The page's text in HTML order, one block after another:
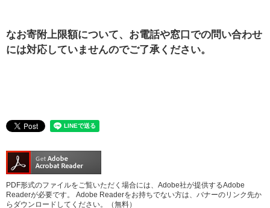
なお寄附上限額について、お電話や窓口での問い合わせ
には対応していませんのでご了承ください。
PDF形式のファイルをご覧いただく場合には、Adobe社が提供するAdobe
Readerが必要です。
Adobe Readerをお持ちでない方は、バナーのリンク先か
らダウンロードしてください。（無料）